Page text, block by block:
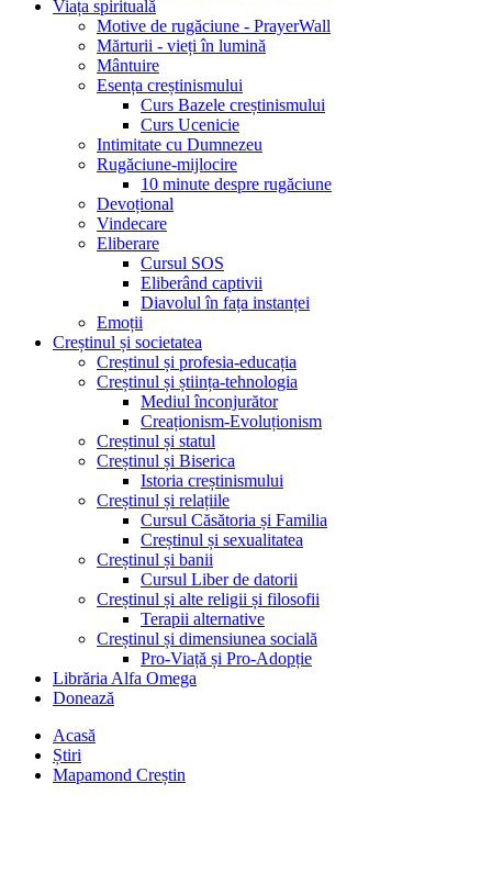
Viața spirituală
Motive de rugăciune - PrayerWall
Mărturii - vieți în lumină
Mântuire
Esența creștinismului
Curs Bazele creștinismului
Curs Ucenicie
Intimitate cu Dumnezeu
Rugăciune-mijlocire
10 minute despre rugăciune
Devoțional
Vindecare
Eliberare
Cursul SOS
Eliberând captivii
Diavolul în fața instanței
Emoții
Creștinul și societatea
Creștinul și profesia-educația
Creștinul și știința-tehnologia
Mediul înconjurător
Creaționism-Evoluționism
Creștinul și statul
Creștinul și Biserica
Istoria creștinismului
Creștinul și relațiile
Cursul Căsătoria și Familia
Creștinul și sexualitatea
Creștinul și banii
Cursul Liber de datorii
Creștinul și alte religii și filosofii
Terapii alternative
Creștinul și dimensiunea socială
Pro-Viață și Pro-Adopție
Librăria Alfa Omega
Donează
Acasă
Știri
Mapamond Creștin